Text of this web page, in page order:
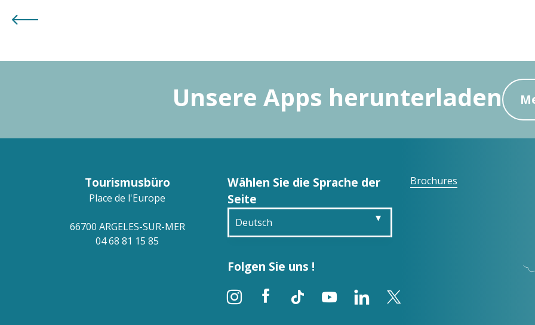
Unsere Apps herunterladen
Tourismusbüro
Place de l'Europe
66700 ARGELES-SUR-MER
04 68 81 15 85
Wählen Sie die Sprache der
Seite
Deutsch
Folgen Sie uns !
Brochures